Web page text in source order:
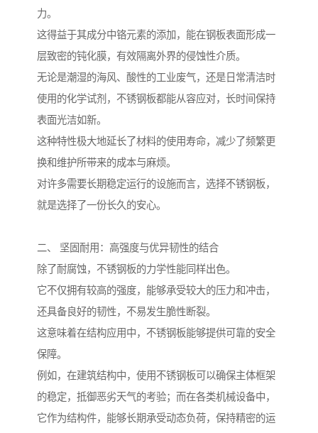
力。
这得益于其成分中铬元素的添加，能在钢板表面形成一
层致密的钝化膜，有效隔离外界的侵蚀性介质。
无论是潮湿的海风、酸性的工业废气，还是日常清洁时
使用的化学试剂，不锈钢板都能从容应对，长时间保持
表面光洁如新。
这种特性极大地延长了材料的使用寿命，减少了频繁更
换和维护所带来的成本与麻烦。
对许多需要长期稳定运行的设施而言，选择不锈钢板，
就是选择了一份长久的安心。
二、 坚固耐用：高强度与优异韧性的结合
除了耐腐蚀，不锈钢板的力学性能同样出色。
它不仅拥有较高的强度，能够承受较大的压力和冲击，
还具备良好的韧性，不易发生脆性断裂。
这意味着在结构应用中，不锈钢板能够提供可靠的安全
保障。
例如，在建筑结构中，使用不锈钢板可以确保主体框架
的稳定，抵御恶劣天气的考验；而在各类机械设备中，
它作为结构件，能够长期承受动态负荷，保持精密的运